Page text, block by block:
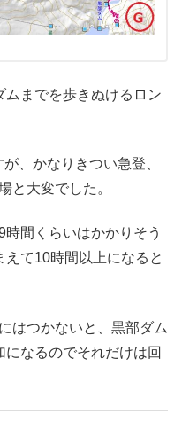
までを歩きぬけるロン
、かなりきつい急登、
と大変でした。
間くらいはかかりそう
て10時間以上になると
はつかないと、黒部ダム
なるのでそれだけは回